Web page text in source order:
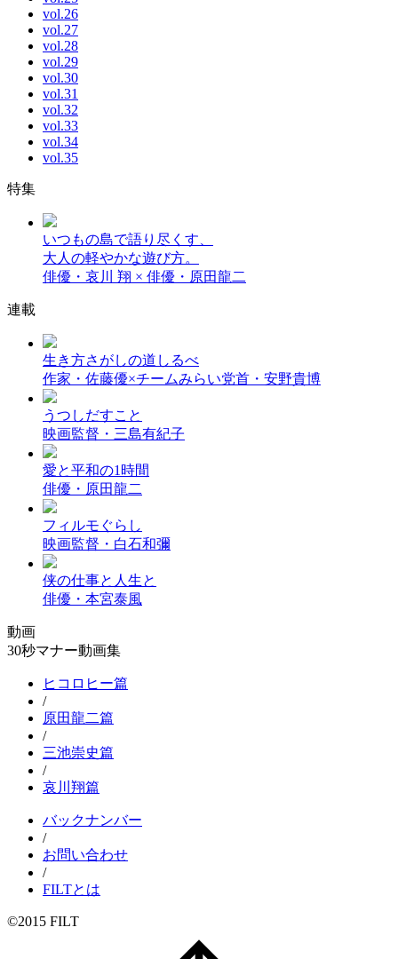
vol.26
vol.27
vol.28
vol.29
vol.30
vol.31
vol.32
vol.33
vol.34
vol.35
特集
いつもの島で語り尽くす、
大人の軽やかな遊び方。
俳優・哀川 翔 × 俳優・原田龍二
連載
生き方さがしの道しるべ
作家・佐藤優×チームみらい党首・安野貴博
うつしだすこと
映画監督・三島有紀子
愛と平和の1時間
俳優・原田龍二
フィルモぐらし
映画監督・白石和彌
侠の仕事と人生と
俳優・本宮泰風
動画
30秒マナー動画集
ヒコロヒー篇
/
原田龍二篇
/
三池崇史篇
/
哀川翔篇
バックナンバー
/
お問い合わせ
/
FILTとは
©2015 FILT